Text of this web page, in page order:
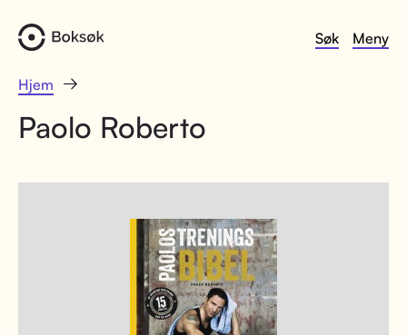
Søk Meny
Hjem
Paolo Roberto